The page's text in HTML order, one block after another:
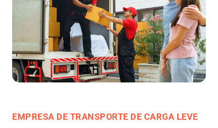
EMPRESA DE TRANSPORTE DE CARGA LEVE